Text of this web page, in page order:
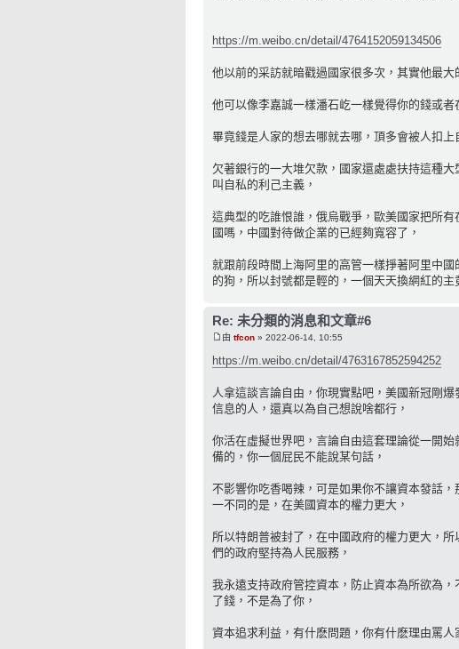
https://m.weibo.cn/detail/4764152059134506
他以前的采訪就暗戳過國家很多次，其實他最
他可以像李嘉誠一樣潘石屹一樣覺得你的錢或
畢竟錢是人家的想去哪就去哪，頂多會被人扣
欠著銀行的一大堆欠款，國家還處處扶持這種
叫自私的利己主義，
這典型的吃誰恨誰，俄烏戰爭，歐美國家把所
國嗎，中國對待做企業的已經夠寬容了，
就跟前段時間上海阿里的高管一樣掙著阿里中
的狗，所以封號都是輕的，一個天天換網紅的
Re: 未分類的消息和文章#6
由 tfcon» 2022-06-14, 10:55
https://m.weibo.cn/detail/4763167852594252
人拿這談言論自由，你現實點吧，美國新冠剛
信息的人，還真以為自己想說啥都行，
你活在虛擬世界吧，言論自由這套理論從一開
備的，你一個屁民不能說某句話，
不影響你吃香喝辣，可是如果你不讓資本發話
一不同的是，在美國資本的權力更大，
所以特朗普被封了，在中國政府的權力更大，
們的政府堅持為人民服務，
我永遠支持政府管控資本，防止資本為所欲為
了錢，不是為了你，
資本追求利益，有什麽問題，你有什麽理由罵人